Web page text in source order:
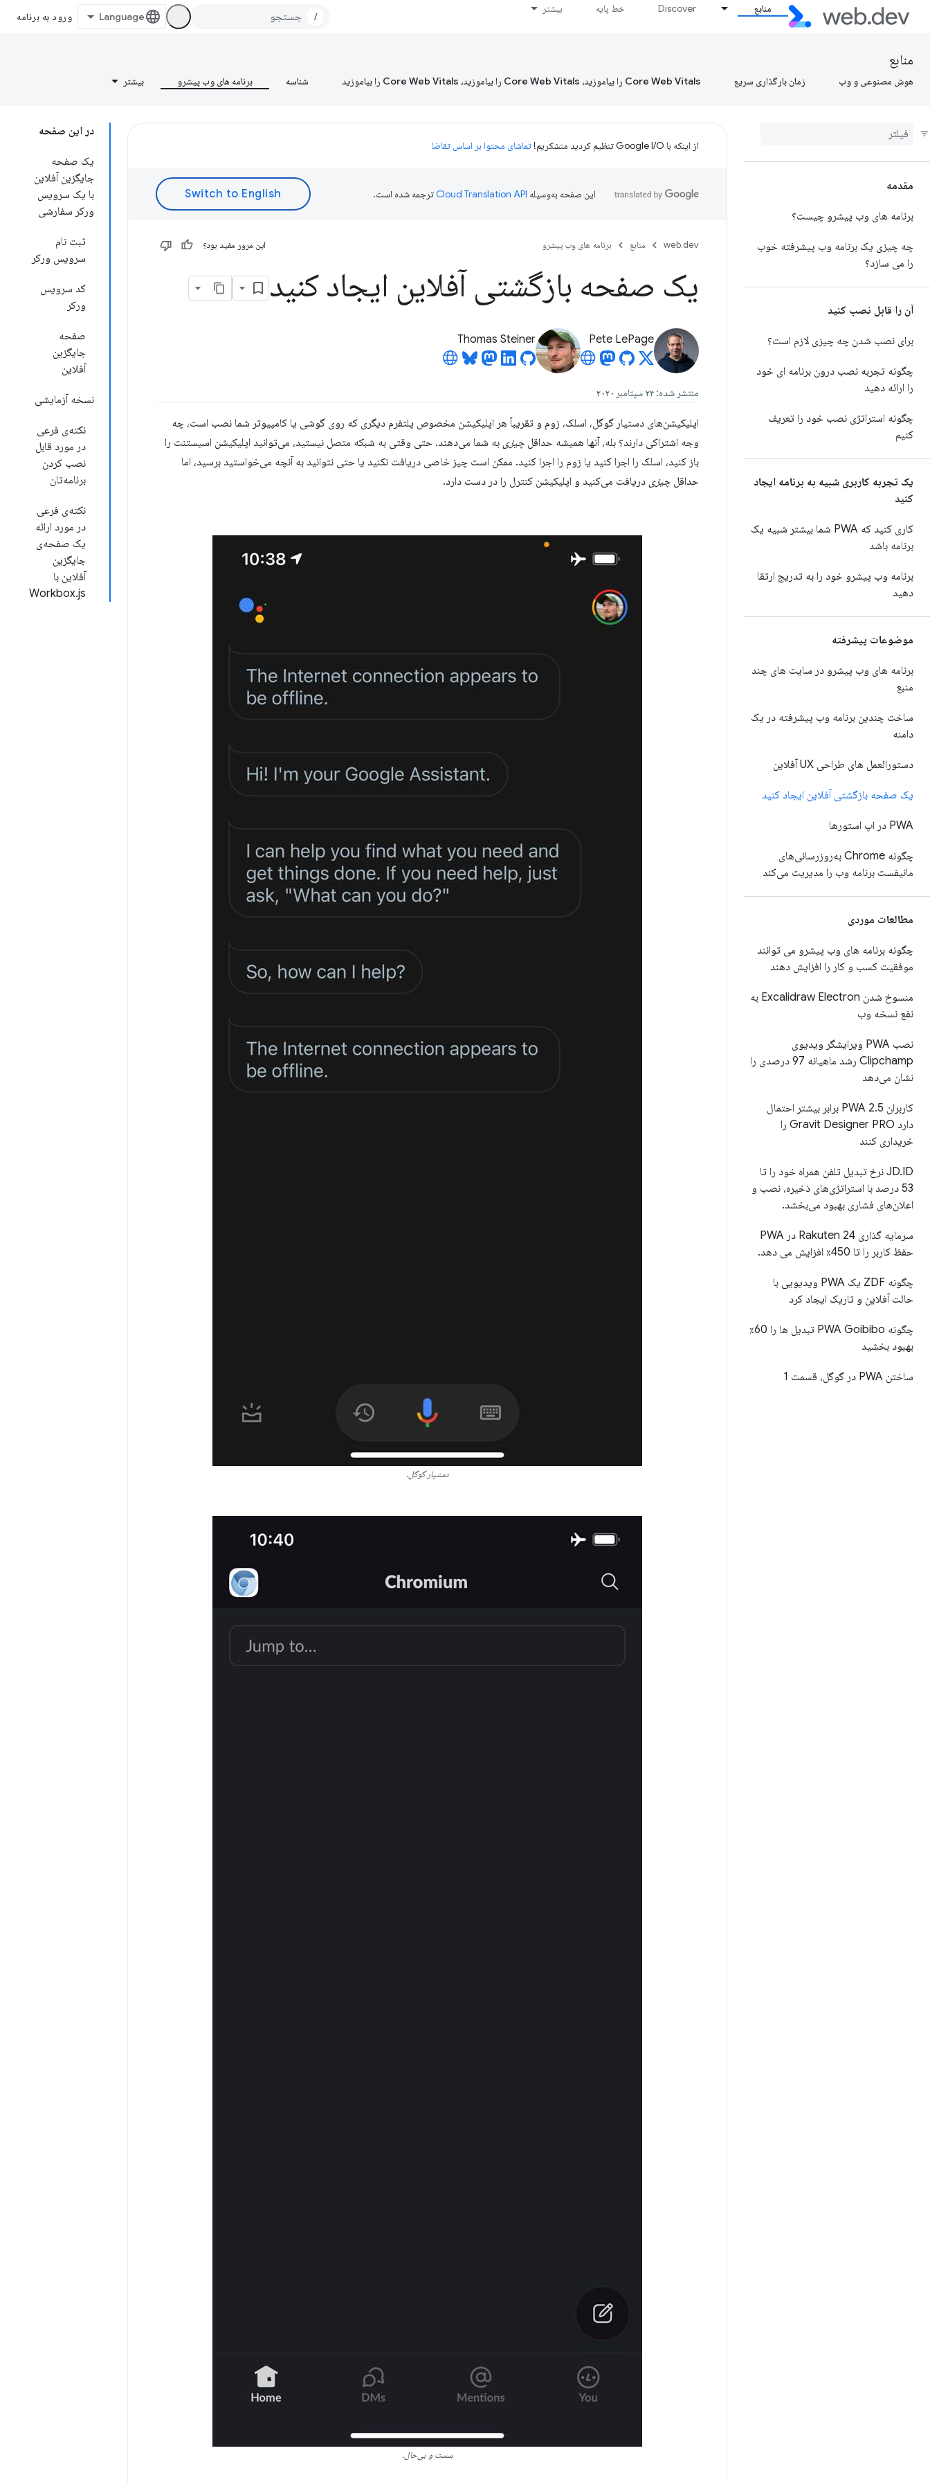
منابع Discover خط پایه بیشتر
/ ورود به برنامه
منابع
هوش مصنوعی و وب زمان بارگذاری سریع Core Web Vitals را بیاموزید، Core Web Vitals را بیاموزید، Core Web Vitals را بیاموزید شناسه برنامه های وب پیشرو بیشتر
مقدمه
برنامه های وب پیشرو چیست؟
چه چیزی یک برنامه وب پیشرفته خوب
را می سازد؟
آن را قابل نصب کنید
برای نصب شدن چه چیزی لازم است؟
چگونه تجربه نصب درون برنامه ای خود
را ارائه دهید
چگونه استراتژی نصب خود را تعریف
کنیم
یک تجربه کاربری شبیه به برنامه ایجاد
کنید
کاری کنید که PWA شما بیشتر شبیه یک
برنامه باشد
برنامه وب پیشرو خود را به تدریج ارتقا
دهید
موضوعات پیشرفته
برنامه های وب پیشرو در سایت های چند
منبع
ساخت چندین برنامه وب پیشرفته در یک
دامنه
دستورالعمل های طراحی UX آفلاین
یک صفحه بازگشتی آفلاین ایجاد کنید
PWA در اپ استورها
چگونه Chrome به‌روزرسانی‌های
مانیفست برنامه وب را مدیریت می‌کند
مطالعات موردی
چگونه برنامه های وب پیشرو می توانند
موفقیت کسب و کار را افزایش دهند
منسوخ شدن Excalidraw Electron به
نفع نسخه وب
نصب PWA ویرایشگر ویدیوی
Clipchamp رشد ماهیانه 97 درصدی را
نشان می‌دهد
کاربران PWA 2 .
5 برابر بیشتر احتمال
دارد Gravit Designer PRO را
خریداری کنند
JD.
ID نرخ تبدیل تلفن همراه خود را تا
53 درصد با استراتژی‌های ذخیره، نصب و
اعلان‌های فشاری بهبود می‌بخشد.
سرمایه گذاری Rakuten 24 در PWA
حفظ کاربر را تا 450٪ افزایش می دهد
.
چگونه ZDF یک PWA ویدیویی با
حالت آفلاین و تاریک ایجاد کرد
چگونه PWA Goibibo تبدیل ها را 60٪
بهبود بخشید
ساختن PWA در گوگل، قسمت 1
در این صفحه
یک صفحه
جایگزین آفلاین
با یک سرویس
ورکر سفارشی
ثبت نام
سرویس ورکر
کد سرویس
ورکر
صفحه
جایگزین
آفلاین
نسخه آزمایشی
نکته‌ی فرعی
در مورد قابل
نصب کردن
برنامه‌تان
نکته‌ی فرعی
در مورد ارائه
یک صفحه‌ی
جایگزین
آفلاین با
Workbox.js
از اینکه با Google I/O تنظیم کردید متشکریم! تماشای محتوا بر اساس تقاضا
این صفحه به‌وسیله ترجمه شده است.
web.dev منابع برنامه های وب پیشرو این مرور مفید بود؟
یک صفحه بازگشتی آفلاین ایجاد کنید
Pete LePage
Thomas Steiner
منتشر شده: ۲۴ سپتامبر ۲۰۲۰
اپلیکیشن‌های دستیار گوگل، اسلک، زوم و تقریباً هر اپلیکیشن مخصوص پلتفرم دیگری که روی گوشی یا کامپیوتر شما نصب است، چه
وجه اشتراکی دارند؟ بله، آنها همیشه حداقل چیزی به شما می‌دهند. حتی وقتی به شبکه متصل نیستید، می‌توانید اپلیکیشن اسیستنت را
باز کنید، اسلک را اجرا کنید یا زوم را اجرا کنید. ممکن است چیز خاصی دریافت نکنید یا حتی نتوانید به آنچه می‌خواستید برسید، اما
حداقل چیزی دریافت می‌کنید و اپلیکیشن کنترل را در دست دارد.
دستیار گوگل.
سست و بی‌حال.